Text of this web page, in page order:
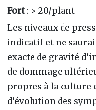
Fort: > 20/plant
Les niveaux de
indicatif et ne
exacte de gravité
de dommage
propres à la culture
d’évolution des